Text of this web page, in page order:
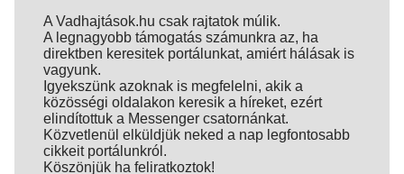
A Vadhajtások.hu csak rajtatok múlik.
A legnagyobb támogatás számunkra az, ha
direktben keresitek portálunkat, amiért hálásak is
vagyunk.
Igyekszünk azoknak is megfelelni, akik a
közösségi oldalakon keresik a híreket, ezért
elindítottuk a Messenger csatornánkat.
Közvetlenül elküldjük neked a nap legfontosabb
cikkeit portálunkról.
Köszönjük ha feliratkoztok!